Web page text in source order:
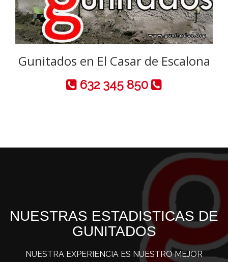
Gunitados en El Casar de Escalona
632 345 850
NUESTRAS ESTADISTICAS DE
GUNITADOS
NUESTRA EXPERIENCIA ES NUESTRO MEJOR